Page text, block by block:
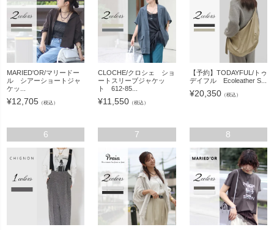
MARIED'OR/マリードー
ル シアーショートジャ
ケッ...
¥12,705 （税込）
CLOCHE/クロシェ ショ
ートスリーブジャケッ
ト 612-85...
¥11,550 （税込）
【予約】TODAYFUL/トゥ
デイフル Ecoleather S...
¥20,350（税込）
6 7 8